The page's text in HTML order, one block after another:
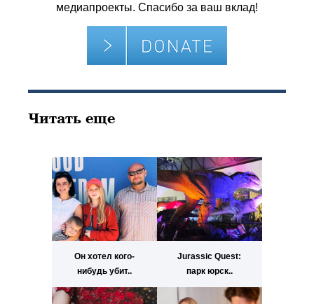
медиапроекты. Спасибо за ваш вклад!
Читать еще
Он хотел кого-
нибудь убит..
Jurassic Quest:
парк юрск..